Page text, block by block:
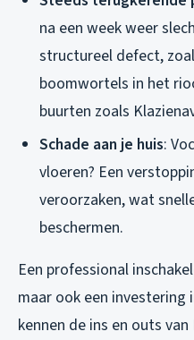
na een week weer
structureel defect,
boomwortels in het
buurten zoals
Schade aan je huis:
vloeren? Een
veroorzaken, wat
beschermen.
Een professional
maar ook een investering
kennen de ins en outs